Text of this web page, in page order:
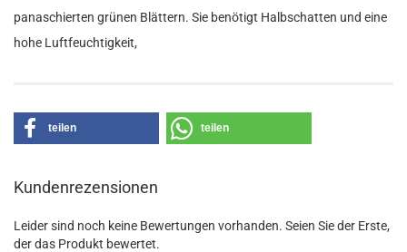
panaschierten grünen Blättern. Sie benötigt Halbschatten und eine
hohe Luftfeuchtigkeit,
teilen teilen
Kundenrezensionen
Leider sind noch keine Bewertungen vorhanden. Seien Sie der Erste,
der das Produkt bewertet.